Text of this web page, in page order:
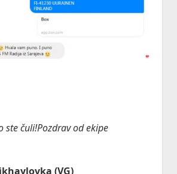
ste čuli!Pozdrav od ekipe
(VG)